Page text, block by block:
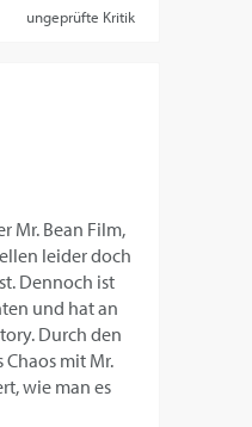
ungeprüfte Kritik
Mr. Bean Film,
leider doch
Dennoch ist
und hat an
Durch den
Chaos mit Mr.
wie man es